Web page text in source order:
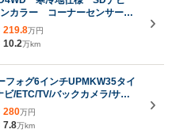
カラー コーナーセンサー
生 フルセグ 横滑り防止装
ッチ フォグライト ドアバイ
219.8万円
10.2万km
フォグ6インチUPMKW35タイ
/ETC/TV/バックカメラ/サイ
ーダー
280万円
7.8万km